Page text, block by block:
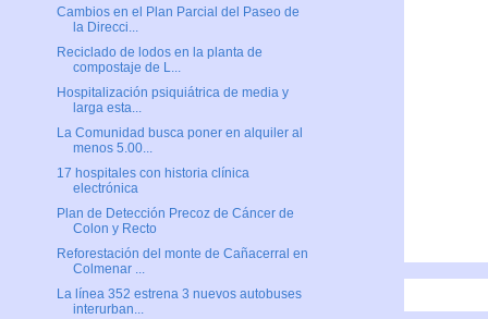
Cambios en el Plan Parcial del Paseo de
la Direcci...
Reciclado de lodos en la planta de
compostaje de L...
Hospitalización psiquiátrica de media y
larga esta...
La Comunidad busca poner en alquiler al
menos 5.00...
17 hospitales con historia clínica
electrónica
Plan de Detección Precoz de Cáncer de
Colon y Recto
Reforestación del monte de Cañacerral en
Colmenar ...
La línea 352 estrena 3 nuevos autobuses
interurban...